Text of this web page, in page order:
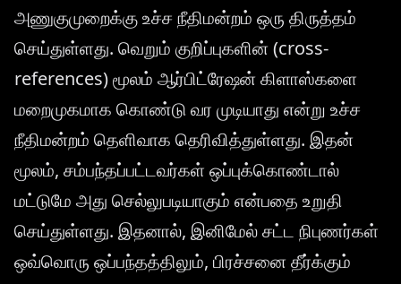
அணுகுமுறைக்கு உச்ச நீதிமன்றம் ஒரு திருத்தம்
செய்துள்ளது. வெறும் குறிப்புகளின் (cross-
references) மூலம் ஆர்பிட்ரேஷன் கிளாஸ்களை
மறைமுகமாக கொண்டு வர முடியாது என்று உச்ச
நீதிமன்றம் தெளிவாக தெரிவித்துள்ளது. இதன்
மூலம், சம்பந்தப்பட்டவர்கள் ஒப்புக்கொண்டால்
மட்டுமே அது செல்லுபடியாகும் என்பதை உறுதி
செய்துள்ளது. இதனால், இனிமேல் சட்ட நிபுணர்கள்
ஒவ்வொரு ஒப்பந்தத்திலும், பிரச்சனை தீர்க்கும்